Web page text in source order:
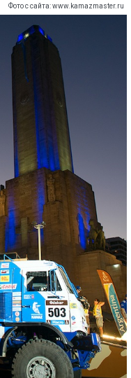
Фото с сайта: www.kamazmaster.ru